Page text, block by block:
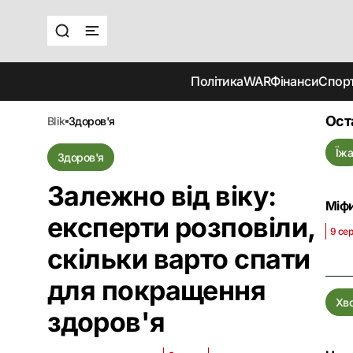
ПолітикаWARФінанси
blik здоров'я
Здоров'я
Залежно від віку:
експерти розповіли,
скільки варто спати
для покращення
здоров'я
Їжа
9